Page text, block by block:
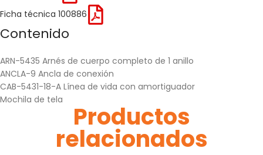
Ficha técnica 100886
Contenido
ARN-5435 Arnés de cuerpo completo de 1 anillo
ANCLA-9 Ancla de conexión
CAB-5431-18-A Línea de vida con amortiguador
Mochila de tela
Productos
relacionados